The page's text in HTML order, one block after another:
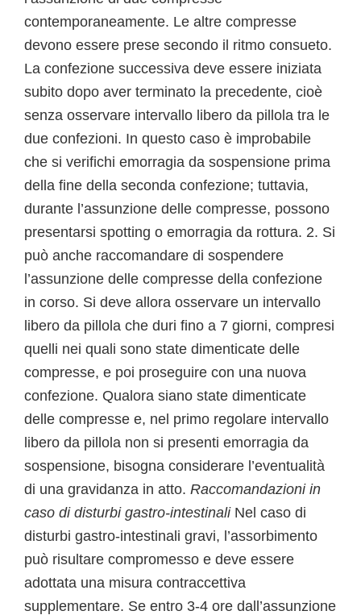
contemporaneamente. Le altre compresse
devono essere prese secondo il ritmo consueto.
La confezione successiva deve essere iniziata
subito dopo aver terminato la precedente, cioè
senza osservare intervallo libero da pillola tra le
due confezioni. In questo caso è improbabile
che si verifichi emorragia da sospensione prima
della fine della seconda confezione; tuttavia,
durante l’assunzione delle compresse, possono
presentarsi spotting o emorragia da rottura. 2. Si
può anche raccomandare di sospendere
l’assunzione delle compresse della confezione
in corso. Si deve allora osservare un intervallo
libero da pillola che duri fino a 7 giorni, compresi
quelli nei quali sono state dimenticate delle
compresse, e poi proseguire con una nuova
confezione. Qualora siano state dimenticate
delle compresse e, nel primo regolare intervallo
libero da pillola non si presenti emorragia da
sospensione, bisogna considerare l’eventualità
di una gravidanza in atto. Raccomandazioni in
caso di disturbi gastro-intestinaliNel caso di
disturbi gastro-intestinali gravi, l’assorbimento
può risultare compromesso e deve essere
adottata una misura contraccettiva
supplementare. Se entro 3-4 ore dall’assunzione